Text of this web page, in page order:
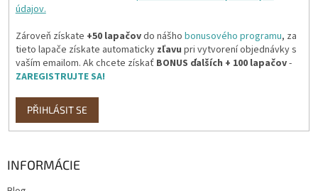
údajov.
Zároveň získate +50 lapačovdo nášho bonusového programu, za
tieto lapače získate automaticky zľavu pri vytvorení objednávky s
vaším emailom. Ak chcete získať BONUS ďalších + 100 lapačov-
ZAREGISTRUJTE SA!
PŘIHLÁSIT SE
INFORMÁCIE